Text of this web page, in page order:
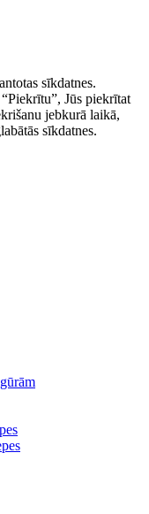
sīkdatnes.
Jūs piekrītat
jebkurā laikā,
sīkdatnes.